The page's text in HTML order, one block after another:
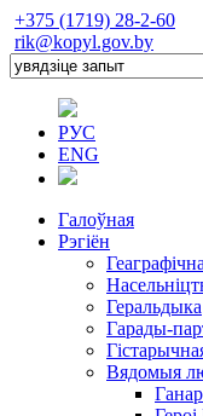
+375 (1719) 28-2-60
rik@kopyl.gov.by
РУС
ENG
Галоўная
Рэгіён
Геральдыка
Гарады-
Вядомыя